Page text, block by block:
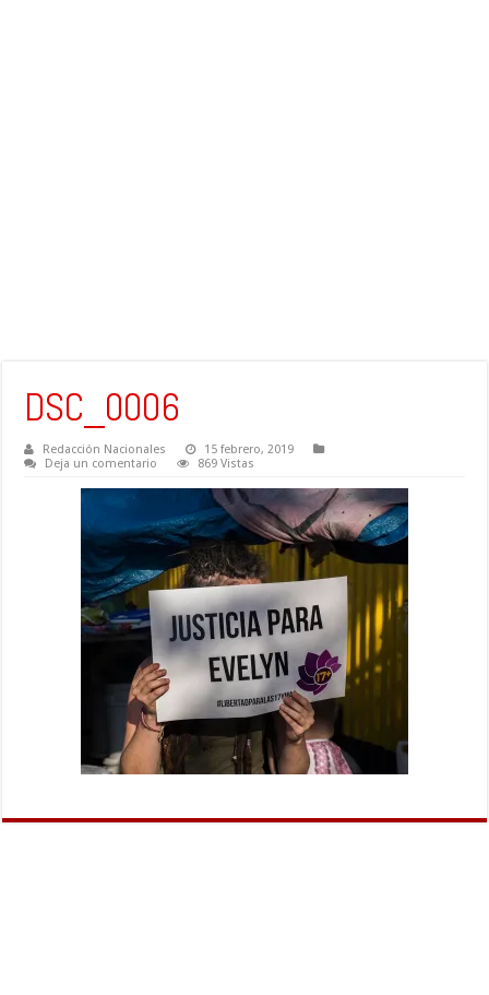
DSC_0006
Redacción Nacionales
15 febrero, 2019
Deja un comentario
869 Vistas